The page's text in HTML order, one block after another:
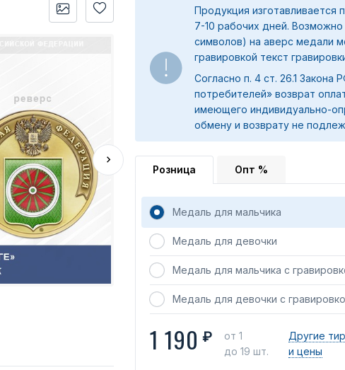
Продукция изготавливается
7-10 рабочих дней. Возможно
символов) на аверс медали
гравировкой текст
Согласно п. 4 ст. 26.1 Закона
потребителей» возврат
имеющего индивидуально-
обмену и возврату не
Розница Опт %
Медаль для мальчика
Медаль для девочки
Медаль для мальчика с
Медаль для девочки с
1 190 ₽
от 1
до 19 шт.
Другие
и цены